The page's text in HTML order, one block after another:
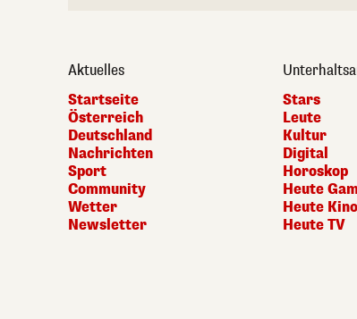
Aktuelles
Startseite
Österreich
Deutschland
Nachrichten
Sport
Community
Wetter
Newsletter
Stars
Leute
Kultur
Digital
Horoskop
Heute
Heute Kino
Heute TV